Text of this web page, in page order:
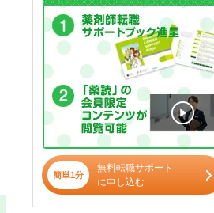
簡単1分
無料転職サポート
に申し込む